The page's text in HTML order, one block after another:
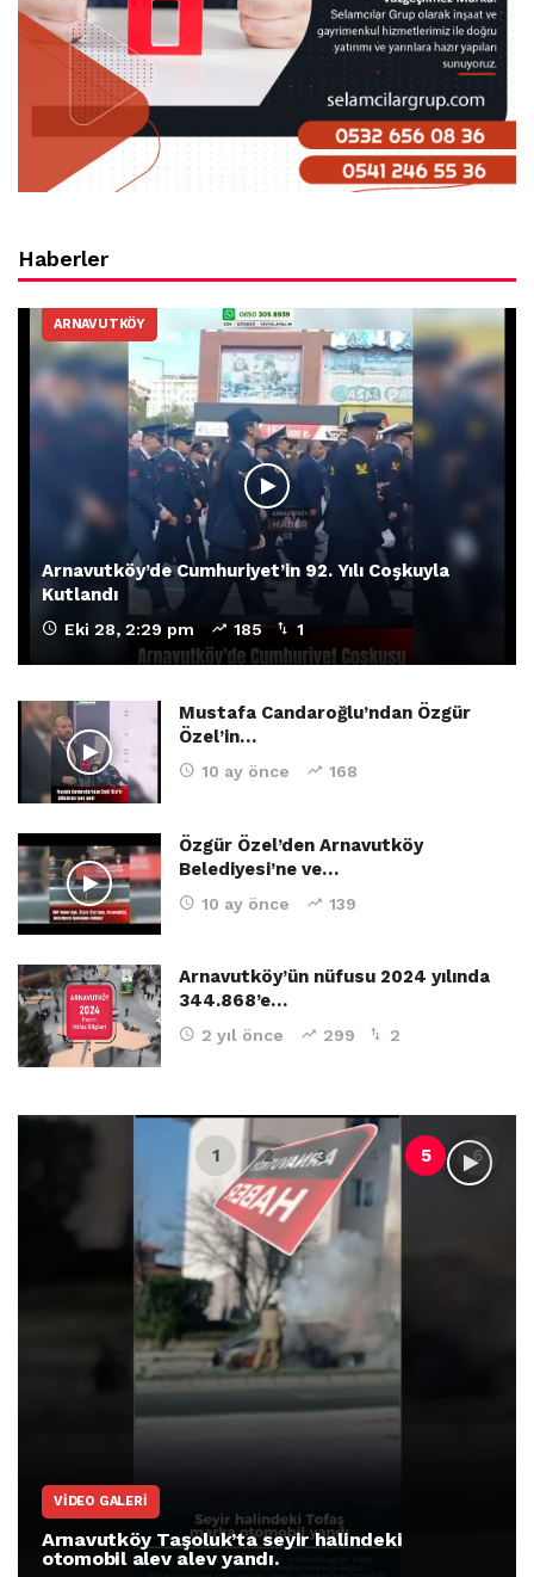
Haberler
ARNAVUTKÖY
Arnavutköy’de Cumhuriyet’in 92. Yılı Coşkuyla
Kutlandı
Eki 28, 2:29 pm 185 1
Mustafa Candaroğlu’ndan Özgür
Özel’in…
10 ay önce 168
Özgür Özel’den Arnavutköy
Belediyesi’ne ve…
10 ay önce 139
Arnavutköy’ün nüfusu 2024 yılında
344.868’e…
2 yıl önce 299 2
VIDEO GALERI
Arnavutköy Taşoluk’ta seyir halindeki
otomobil alev alev yandı.